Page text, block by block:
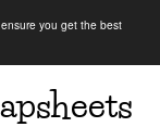
you get the best